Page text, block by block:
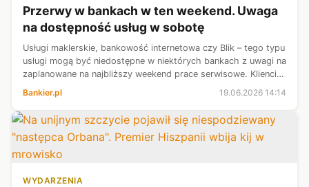
Przerwy w bankach w ten weekend. Uwaga
na dostępność usług w sobotę
Usługi maklerskie, bankowość internetowa czy Blik – tego typu
usługi mogą być niedostępne w niektórych bankach z uwagi na
zaplanowane na najbliższy weekend prace serwisowe. Klienci,
którzy chcą uniknąć trudności, powinni dokonać wszystkich
transakcji...
Bankier.pl 19.06.2026 14:14
WYDARZENIA